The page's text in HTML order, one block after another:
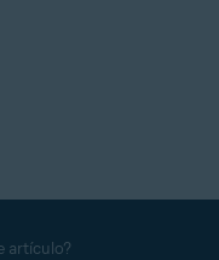
artículo?